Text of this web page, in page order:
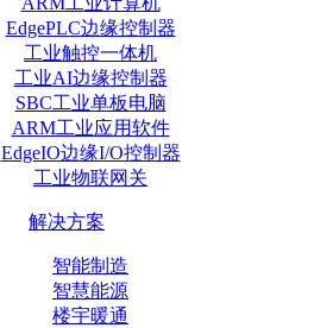
EdgePLC边缘控制器
工业触控一体机
工业AI边缘控制器
SBC工业单板电脑
ARM工业应用软件
EdgeIO边缘I/O控制器
工业物联网关
解决方案
智能制造
智慧能源
楼宇暖通